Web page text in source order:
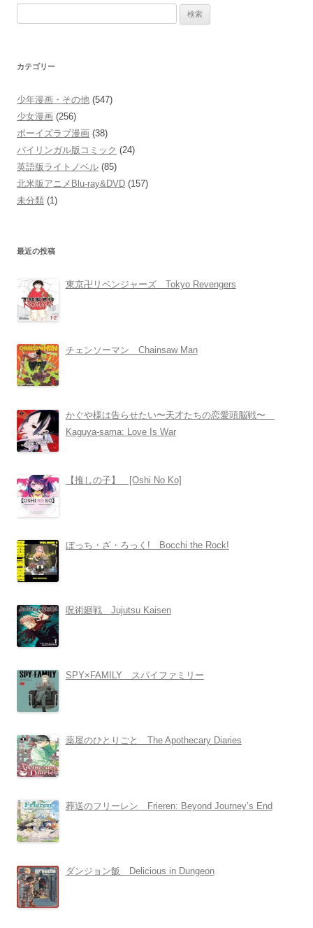
カテゴリー
少年漫画・その他 (547)
少女漫画 (256)
ボーイズラブ漫画 (38)
バイリンガル版コミック (24)
英語版ライトノベル (85)
北米版アニメBlu-ray&DVD (157)
未分類 (1)
最近の投稿
東京卍リベンジャーズ Tokyo Revengers
チェンソーマン Chainsaw Man
かぐや様は告らせたい〜天才たちの恋愛頭脳戦〜
Kaguya-sama: Love Is War
【推しの子】 [Oshi No Ko]
ぼっち・ざ・ろっく! Bocchi the Rock!
呪術廻戦 Jujutsu Kaisen
SPY×FAMILY スパイファミリー
薬屋のひとりごと The Apothecary Diaries
葬送のフリーレン Frieren: Beyond Journey’s End
ダンジョン飯 Delicious in Dungeon